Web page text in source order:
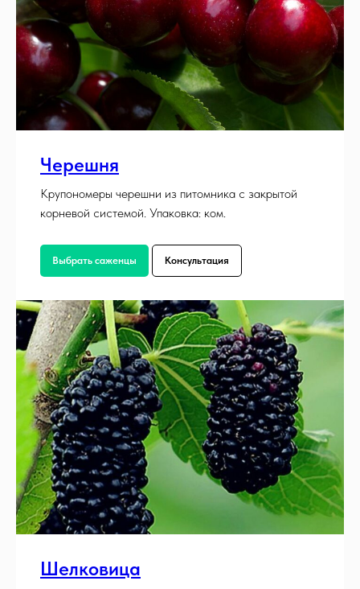
Черешня
Крупономеры черешни из питомника с закрытой
корневой системой. Упаковка: ком.
Выбрать саженцы Консультация
Шелковица